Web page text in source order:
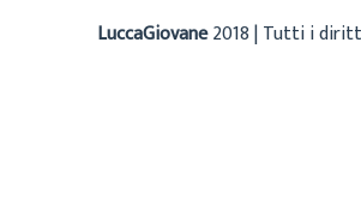
LuccaGiovane2018 | Tutti i